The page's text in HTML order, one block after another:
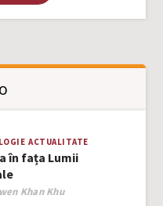
ACTUALITATE
în fața Lumii
Khan Khu